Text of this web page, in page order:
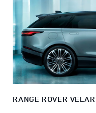
RANGE ROVER VELAR